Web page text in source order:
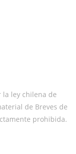
ley chilena de
de Breves de
prohibida.